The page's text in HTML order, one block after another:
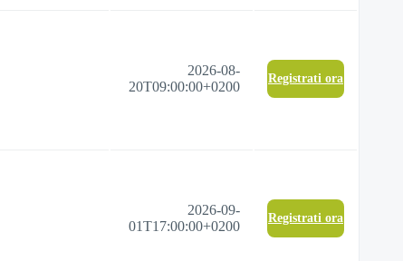
2026-08-
20T09:00:00+0200
Registrati ora
2026-09-
01T17:00:00+0200
Registrati ora